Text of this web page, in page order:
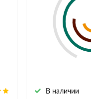
В наличии